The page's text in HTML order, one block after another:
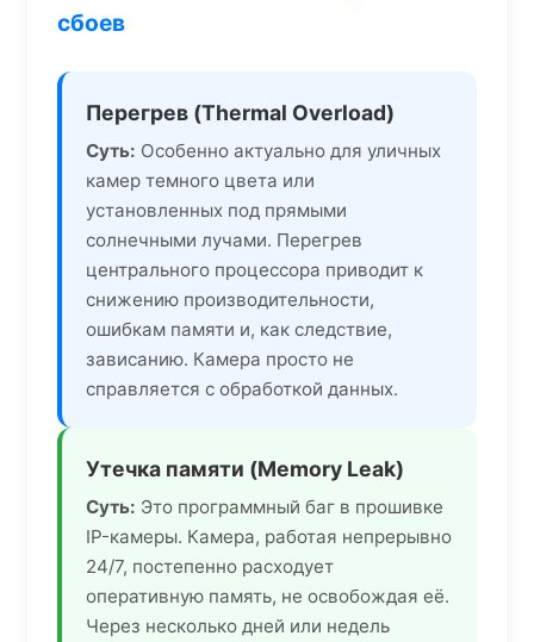
сбоев
Перегрев (Thermal Overload)
Суть: Особенно актуально для уличных
камер темного цвета или
установленных под прямыми
солнечными лучами. Перегрев
центрального процессора приводит к
снижению производительности,
ошибкам памяти и, как следствие,
зависанию. Камера просто не
справляется с обработкой данных.
Утечка памяти (Memory Leak)
Суть: Это программный баг в прошивке
IP-камеры. Камера, работая непрерывно
24/7, постепенно расходует
оперативную память, не освобождая её.
Через несколько дней или недель